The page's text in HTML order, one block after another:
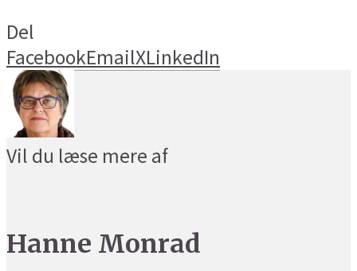
Del
FacebookEmailXLinkedIn
Vil du læse mere af
Hanne Monrad